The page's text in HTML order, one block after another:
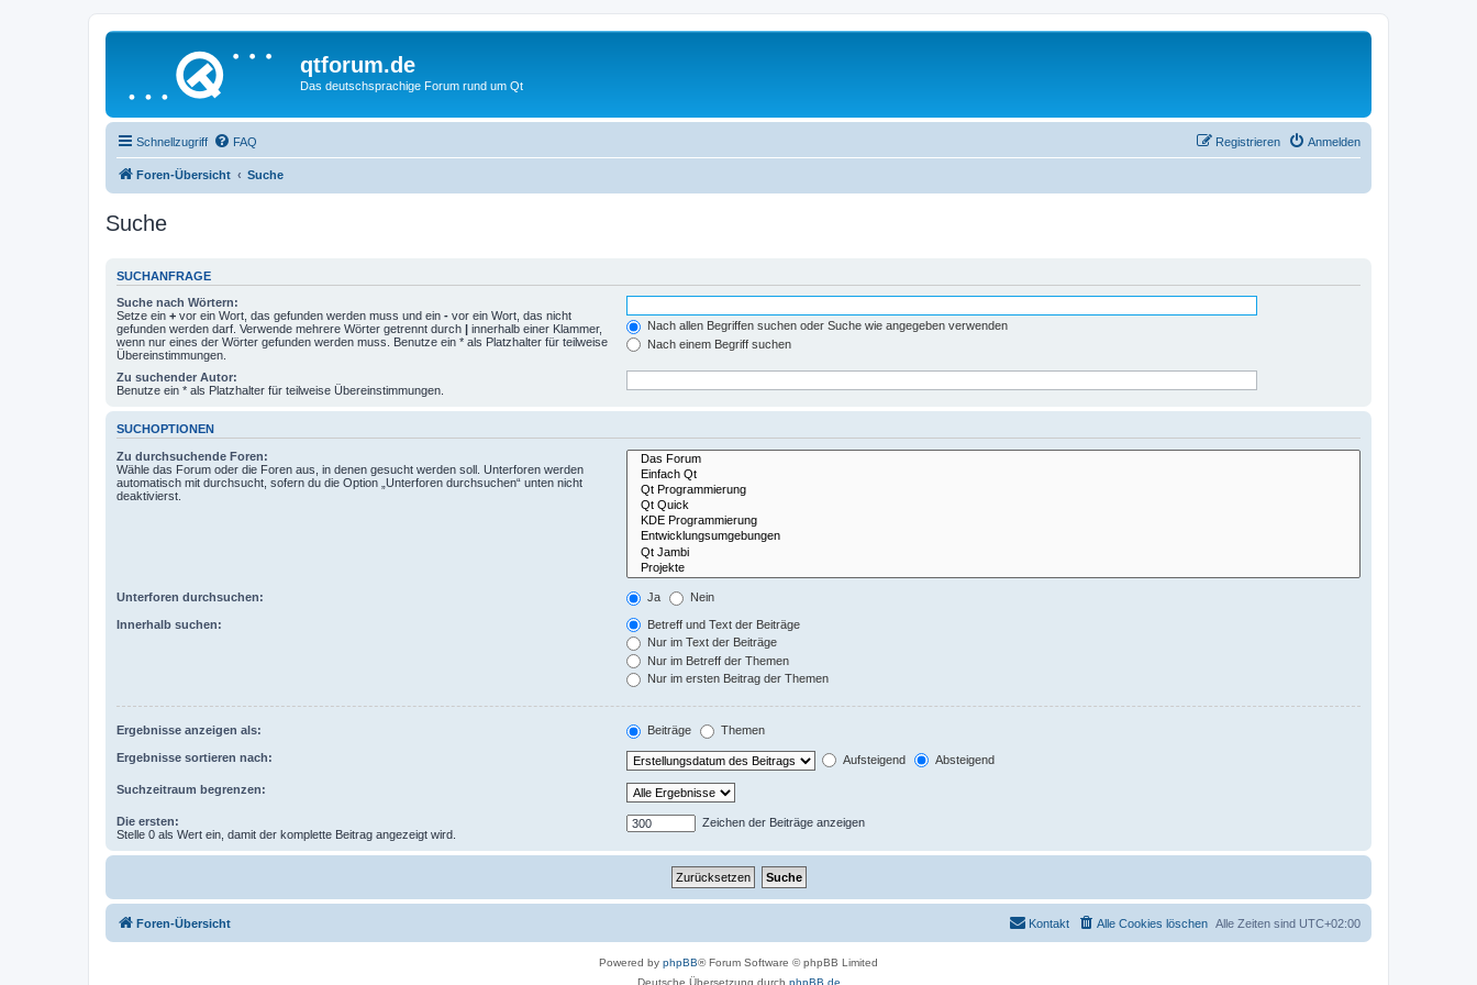
qtforum.de
Das deutschsprachige Forum rund um Qt
Schnellzugriff FAQ Anmelden
Registrieren
Foren-Übersicht Suche
Suche
SUCHANFRAGE
Suche nach Wörtern:
Setze ein + vor ein Wort, das gefunden werden muss und ein - vor ein Wort, das nicht
gefunden werden darf. Verwende mehrere Wörter getrennt durch | innerhalb einer Klammer,
wenn nur eines der Wörter gefunden werden muss. Benutze ein * als Platzhalter für teilweise
Übereinstimmungen.
Nach allen Begriffen suchen oder Suche wie angegeben verwenden
Nach einem Begriff suchen
Zu suchender Autor:
Benutze ein * als Platzhalter für teilweise Übereinstimmungen.
SUCHOPTIONEN
Zu durchsuchende Foren:
Wähle das Forum oder die Foren aus, in denen gesucht werden soll. Unterforen werden
automatisch mit durchsucht, sofern du die Option „Unterforen durchsuchen“ unten nicht
deaktivierst.
Unterforen durchsuchen: Ja Nein
Innerhalb suchen:
Betreff und Text der Beiträge
Nur im Text der Beiträge
Nur im Betreff der Themen
Nur im ersten Beitrag der Themen
Ergebnisse anzeigen als: Beiträge Themen
Ergebnisse sortieren nach: Aufsteigend Absteigend
Suchzeitraum begrenzen:
Die ersten:
Stelle 0 als Wert ein, damit der komplette Beitrag angezeigt wird.
Zeichen der Beiträge anzeigen
Foren-Übersicht Alle Zeiten sind UTC+02:00
Alle Cookies löschen
Kontakt
Powered by phpBB® Forum Software © phpBB Limited
Deutsche Übersetzung durch phpBB.de